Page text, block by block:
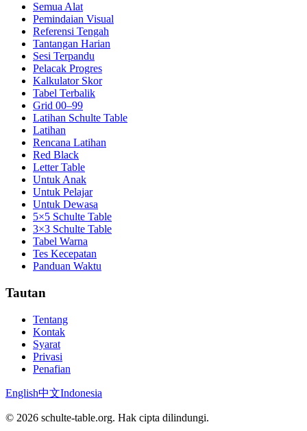
Semua Alat
Pemindaian Visual
Referensi Tengah
Tantangan Harian
Sesi Terpandu
Pelacak Progres
Kalkulator Skor
Tabel Terbalik
Grid 00–99
Latihan Schulte Table
Latihan
Rencana Latihan
Red Black
Letter Table
Untuk Anak
Untuk Pelajar
Untuk Dewasa
5×5 Schulte Table
3×3 Schulte Table
Tabel Warna
Tes Kecepatan
Panduan Waktu
Tautan
Tentang
Kontak
Syarat
Privasi
Penafian
English中文Indonesia
© 2026 schulte-table.org. Hak cipta dilindungi.